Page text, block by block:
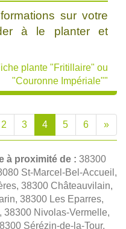
sur votre
à le planter et
plante "Fritillaire" ou
"Couronne Impériale""
2 3 4 5 6 »
à proximité de : 38300
St-Marcel-Bel-Accueil,
38300 Châteauvilain,
38300 Les Eparres,
38300 Nivolas-Vermelle,
Sérézin-de-la-Tour,